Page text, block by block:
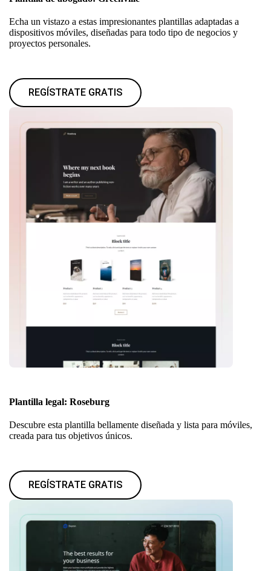
Echa un vistazo a estas impresionantes plantillas adaptadas a
dispositivos móviles, diseñadas para todo tipo de negocios y
proyectos personales.
REGÍSTRATE GRATIS
Plantilla legal: Roseburg
Descubre esta plantilla bellamente diseñada y lista para móviles,
creada para tus objetivos únicos.
REGÍSTRATE GRATIS